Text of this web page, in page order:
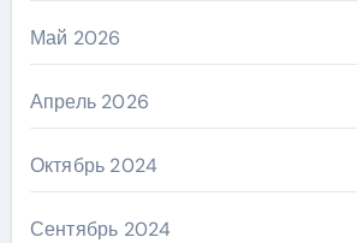
Май 2026
Апрель 2026
Октябрь 2024
Сентябрь 2024